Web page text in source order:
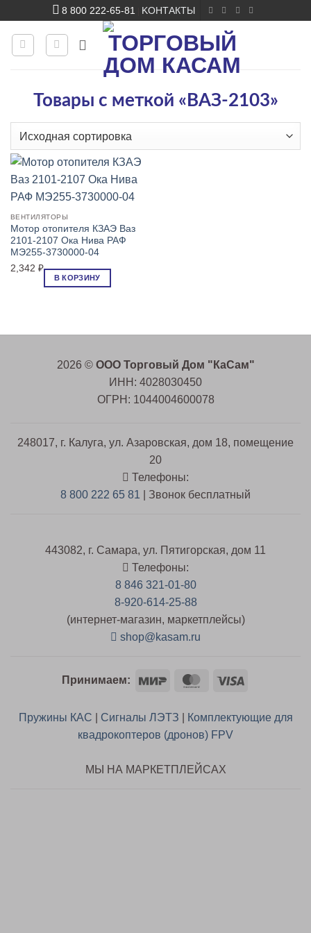
content
8 800 222-65-81 KОНТАКТЫ
Товары с меткой «ВАЗ-2103»
ВЕНТИЛЯТОРЫ
Мотор отопителя КЗАЭ Ваз
2101-2107 Ока Нива РАФ
МЭ255-3730000-04
2,342 ₽
В КОРЗИНУ
2026 © ООО Торговый Дом "КаСам"
ИНН: 4028030450
ОГРН: 1044004600078
248017, г. Калуга, ул. Азаровская, дом 18, помещение
20
Телефоны:
8 800 222 65 81 | Звонок бесплатный
443082, г. Самара, ул. Пятигорская, дом 11
Телефоны:
8 846 321-01-80
8-920-614-25-88
(интернет-магазин, маркетплейсы)
shop@kasam.ru
Принимаем: Mir MasterCard
Visa
Пружины КАС Сигналы ЛЭТЗ
Комплектующие для
квадрокоптеров (дронов) FPV
МЫ НА МАРКЕТПЛЕЙСАХ